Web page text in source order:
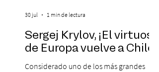
Sergej Krylov, ¡El virtuoso
de Europa vuelve a Chile!
Considerado uno de los más grandes
30 jul 1 min de lectura